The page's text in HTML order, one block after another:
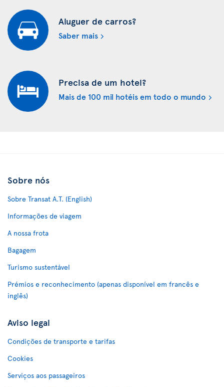
Aluguer de carros?
Saber mais
Precisa de um hotel?
Mais de 100 mil hotéis em todo o mundo
Sobre nós
Sobre Transat A.T. (English)
Informações de viagem
A nossa frota
Bagagem
Turismo sustentável
Prémios e reconhecimento (apenas disponível em francês e
inglês)
Aviso legal
Condições de transporte e tarifas
Cookies
Serviços aos passageiros